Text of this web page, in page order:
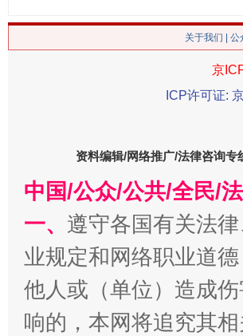
在谋一域中谋全局
关于我们 公
京
ICP许可证:
资料编辑/网络推广/法律咨询专
中国/公众/公共/全民/
一、 遵守各国有关法
业规定和网络职业道
他人或（单位）造成
响的，本网将追究其